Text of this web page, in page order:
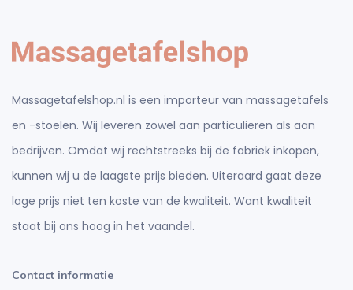
Massagetafelshop.nl is een importeur van massagetafels
en -stoelen. Wij leveren zowel aan particulieren als aan
bedrijven. Omdat wij rechtstreeks bij de fabriek inkopen,
kunnen wij u de laagste prijs bieden. Uiteraard gaat deze
lage prijs niet ten koste van de kwaliteit. Want kwaliteit
staat bij ons hoog in het vaandel.
Contact informatie